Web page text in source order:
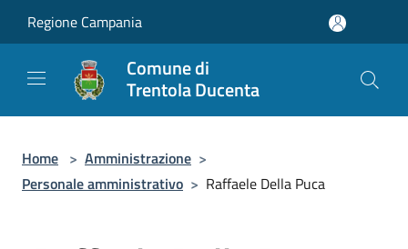
Regione Campania
Comune di
Trentola Ducenta
Home > Amministrazione >
Personale amministrativo > Raffaele Della Puca